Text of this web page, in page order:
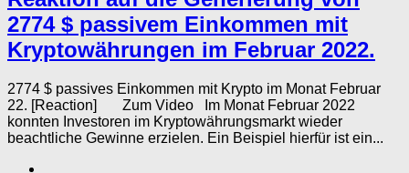
2774 $ passivem Einkommen mit
Kryptowährungen im Februar 2022.
2774 $ passives Einkommen mit Krypto im Monat Februar
22. [Reaction] Zum Video Im Monat Februar 2022
konnten Investoren im Kryptowährungsmarkt wieder
beachtliche Gewinne erzielen. Ein Beispiel hierfür ist ein...